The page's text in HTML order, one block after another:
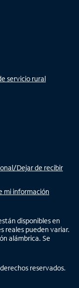
servicio rural
Dejar de recibir
mi información
disponibles en
reales pueden variar.
alámbrica. Se
reservados.